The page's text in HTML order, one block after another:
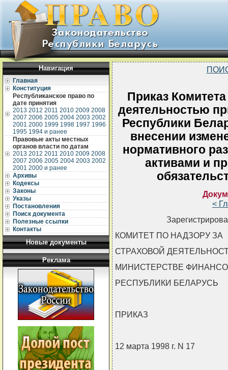
Навигация
Главная
Конституция
Республиканское право по
дате принятия
2013 2012 2011 2010 2009 2008
2007 2006 2005 2004 2003 2002
2001 2000 1999 1998 1997 1996
1995 1994 и ранее
Правовые акты местных
органов власти по датам
2013 2012 2011 2010 2009 2008
2007 2006 2005 2004 2003 2002
2001 2000 и ранее
Архивы
Кодексы
Законы
Указы
Постановления
Поиск документа
Полезные ссылки
Контакты
Новые документы
Реклама
Приказ
деятельностью
Республики
внесении
нормативного
активами и
<
КОМИТЕТ ПО НАДЗОРУ ЗА
СТРАХОВОЙ
МИНИСТЕРСТВЕ
РЕСПУБЛИКИ БЕЛАРУСЬ
ПРИКАЗ
12 марта 1998 г. N 17